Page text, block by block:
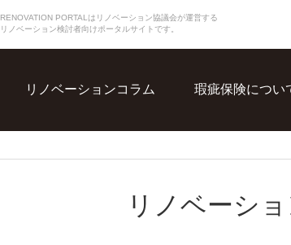
RENOVATION PORTALはリノベーション協議会が運営する
リノベーション検討者向けポータルサイトです。
リノベーションコラム 瑕疵保険につい
リノベーシ